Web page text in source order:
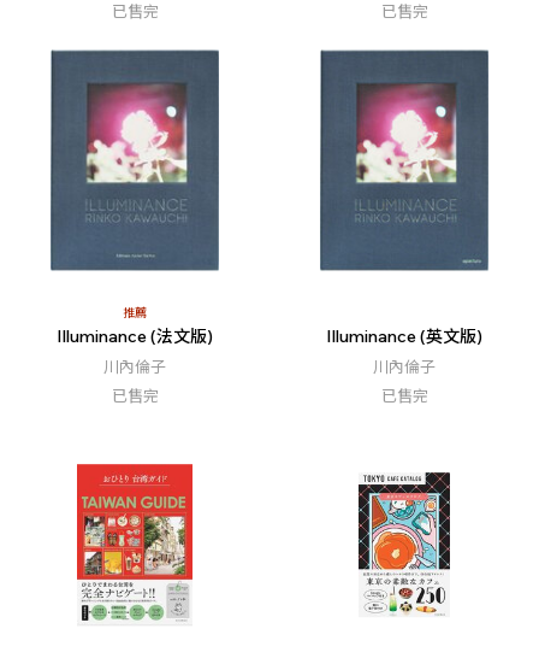
已售完
已售完
推薦
Illuminance (法文版)
川內倫子
已售完
Illuminance (英文版)
川內倫子
已售完